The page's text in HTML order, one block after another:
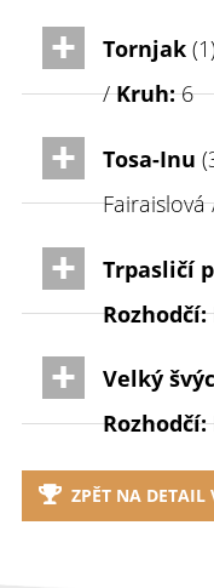
Tornjak
/Kruh:6
Tosa-Inu
Trpasličí
Rozhodčí:
Velký
Rozhodčí:
ZPĚT NA DETAIL